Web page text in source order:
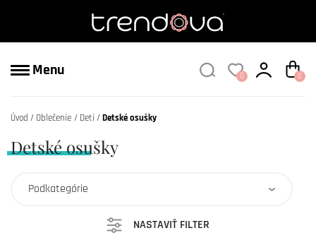
Menu 0 0
Úvod Oblečenie Deti Detské osušky
Detské osušky
Podkategórie
NASTAVIŤ FILTER